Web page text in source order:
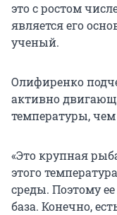
это с ростом
является его
ученый.
Олифиренко
активно
температуры,
«Это крупная
этого
среды. Поэтому
база. Конечно,